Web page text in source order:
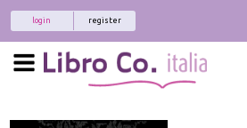
register
login